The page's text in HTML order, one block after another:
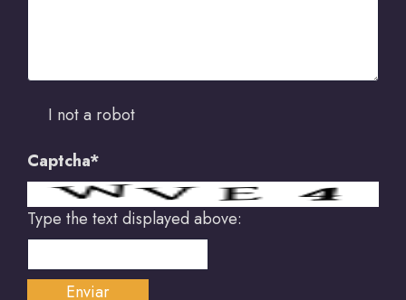
I not a robot
Captcha*
Type the text displayed above: